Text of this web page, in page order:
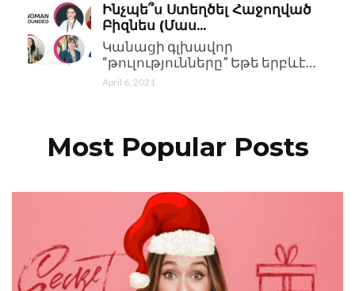
Ինչպե՞ս Ստեղծել Հաջողված
Բիզնես (Մաս...
Կանացի գլխավոր
“թուլությունները” Եթե երբևէ…
April 6, 2021
Most Popular Posts